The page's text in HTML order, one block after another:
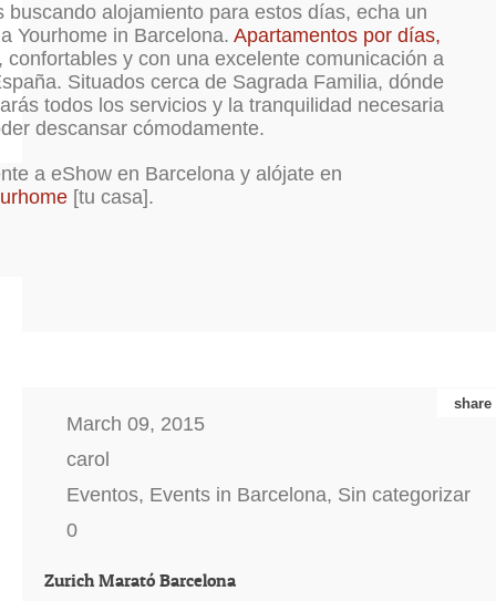
buscando alojamiento para estos días, echa un
Yourhome in Barcelona. Apartamentos por días,
confortables y con una excelente comunicación a
Situados cerca de Sagrada Familia, dónde
todos los servicios y la tranquilidad necesaria
descansar cómodamente.
a eShow en Barcelona y alójate en
[tu casa].
share
March 09, 2015
carol
Eventos, Events in Barcelona, Sin categorizar
0
Zurich Marató Barcelona